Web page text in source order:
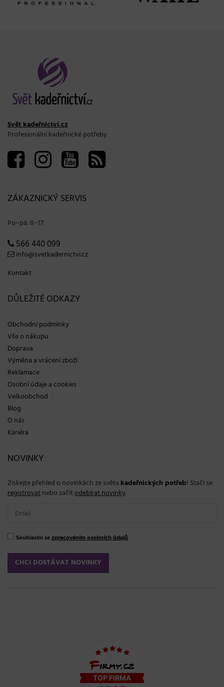
Svět kadeřnictví.cz
Profesionální kadeřnické potřeby
ZÁKAZNICKÝ SERVIS
Po−pá: 8−17
566 440 099
info@svetkadernictvi.cz
Kontakt
DŮLEŽITÉ ODKAZY
Obchodní podmínky
Vše o nákupu
Doprava
Výměna a vrácení zboží
Reklamace
Osobní údaje a cookies
Velkoobchod
Blog
O nás
Kariéra
NOVINKY
Získejte přehled o novinkách ze světa kadeřnických potřeb! Stačí se
registrovatnebo začítodebírat novinky:
Souhlasím sezpracováním osobních údajů